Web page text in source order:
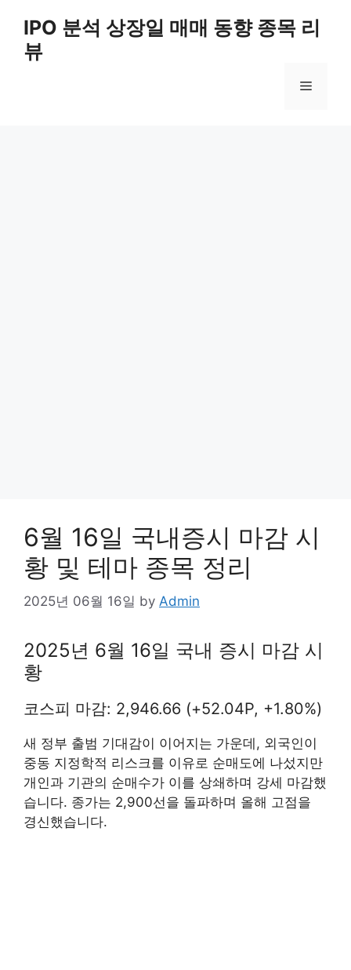
content
IPO 분석 상장일 매매 동향 종목 리
뷰
Menu
6월 16일 국내증시 마감 시
황 및 테마 종목 정리
2025년 06월 16일 by Admin
2025년 6월 16일 국내 증시 마감 시
황
코스피 마감: 2,946.66 (+52.04P, +1.80%)
새 정부 출범 기대감이 이어지는 가운데, 외국인이
중동 지정학적 리스크를 이유로 순매도에 나섰지만
개인과 기관의 순매수가 이를 상쇄하며 강세 마감했
습니다. 종가는 2,900선을 돌파하며 올해 고점을
경신했습니다.